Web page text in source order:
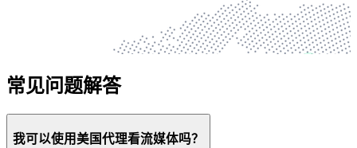
常见问题解答
我可以使用美国代理看流媒体吗？